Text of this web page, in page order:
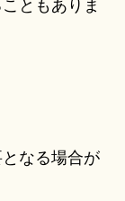
ともありま
なる場合が